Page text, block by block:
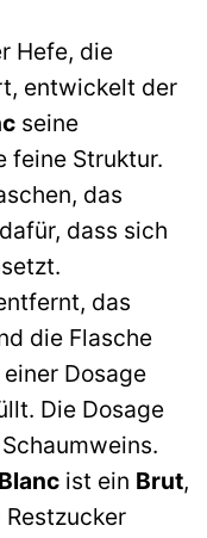
Hefe, die
entwickelt der
seine
feine Struktur.
das
dass sich
das
die Flasche
einer Dosage
Die Dosage
ist ein Brut,